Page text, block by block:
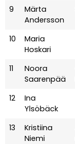
9
Märta
Andersson
10
Maria
Hoskari
11
Noora
Saarenpää
12
Ina
Ylsöbäck
13
Kristiina
Niemi